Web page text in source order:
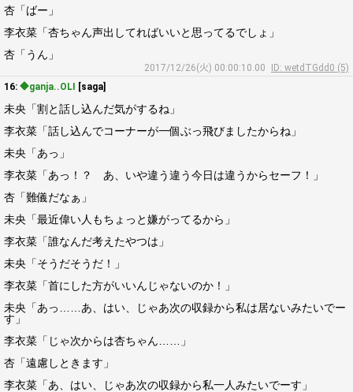
杏「ばー」
李衣菜「杏ちゃん声出してればいいと思ってるでしょ」
杏「うん」
2017/12/26(火) 00:00:10.00
ID: wetdTGdd0 (5)
16: ◆ganja..OLI [saga]
未央「割と話し込んだ気がするね」
李衣菜「話し込んでコーナーが一個ぶっ飛びましたからね」
未央「あっ」
李衣菜「あっ！？ あ、いや違う違う今日は違うからセーフ！」
杏「難儀だなぁ」
未央「最近偉い人もちょっと嫌がってるから」
李衣菜「誰なんだ考えたやつは」
未央「そうだそうだ！」
李衣菜「首にした方がいいんじゃないのか！」
未央「あっ……あ、はい、じゃあ次の収録から私は居ないみたいでー
す」
李衣菜「じゃ次からは杏ちゃん……」
杏「遠慮しときます」
李衣菜「あ、はい、じゃあ次の収録から私一人みたいでーす」